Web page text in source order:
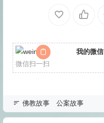
我的微信
微信扫一扫
佛教故事 公案故事